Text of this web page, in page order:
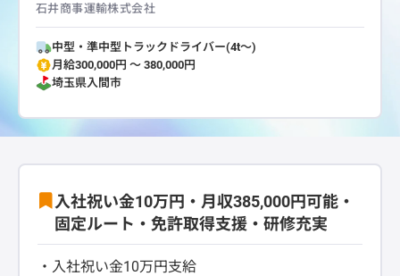
石井商事運輸株式会社
中型・準中型トラックドライバー(4t～)
月給300,000円 〜 380,000円
埼玉県入間市
入社祝い金10万円・月収385,000円可能・
固定ルート・免許取得支援・研修充実
・入社祝い金10万円支給